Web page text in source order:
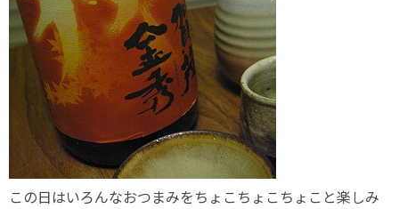
この日はいろんなおつまみをちょこちょこちょこと楽しみ